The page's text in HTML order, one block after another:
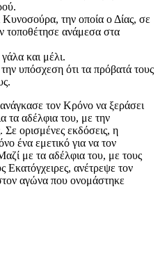
την οποία ο Δίας, σε
τοποθέτησε ανάμεσα στα
και μέλι.
υπόσχεση ότι τα πρόβατά τους
τον Κρόνο να ξεράσει
τα αδέλφια του, με την
Σε ορισμένες εκδόσεις, η
ένα εμετικό για να τον
με τα αδέλφια του, με τους
Εκατόγχειρες, ανέτρεψε τον
αγώνα που ονομάστηκε